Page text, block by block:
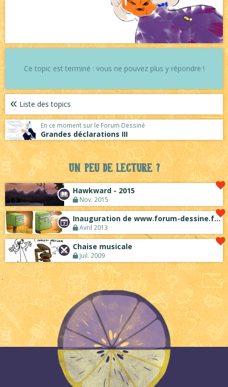
Ce topic est terminé : vous ne pouvez plus y répondre !
Liste des topics
En ce moment sur le Forum Dessiné
Grandes déclarations III
Un peu de lecture ?
Hawkward - 2015
Nov. 2015
Inauguration de www.forum-dessine.fr !
Avril 2013
Chaise musicale
Juil. 2009